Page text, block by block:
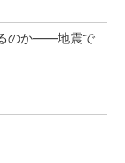
のか――地震で